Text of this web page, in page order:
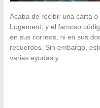
Acaba de recibir una carta
Logement, y el famoso
en sus correos, ni en sus
recuerdos. Sin embargo,
varias ayudas y…